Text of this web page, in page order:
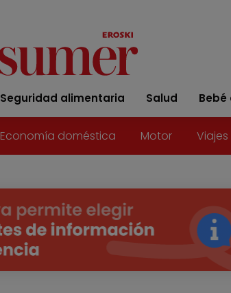
Seguridad alimentaria Salud Bebé
Economía doméstica Motor Viajes